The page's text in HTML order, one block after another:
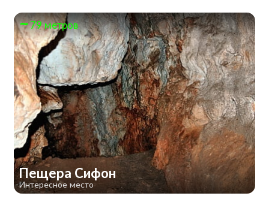
79 метров
Пещера Сифон
Интересное место